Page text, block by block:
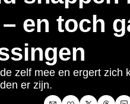
en toch
zelf mee en ergert zich
er zijn.